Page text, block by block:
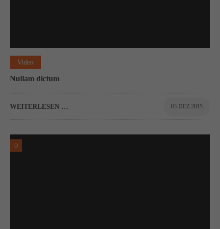
Video
Nullam dictum
WEITERLESEN … 03 DEZ 2015
0